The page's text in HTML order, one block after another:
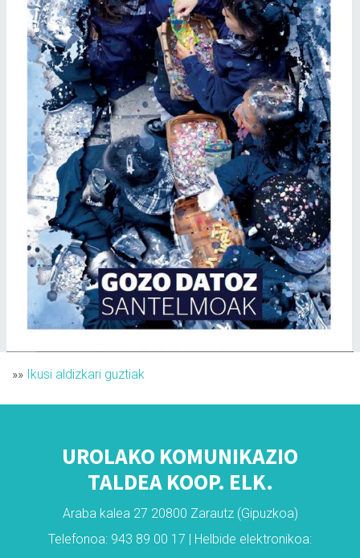
»» Ikusi aldizkari guztiak
UROLAKO KOMUNIKAZIO
TALDEA KOOP. ELK.
Araba kalea 27 20800 Zarautz (Gipuzkoa)
Telefonoa: 943 89 00 17 | Helbide elektronikoa: